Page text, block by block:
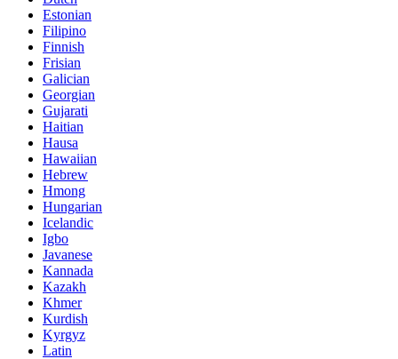
Estonian
Filipino
Finnish
Frisian
Galician
Georgian
Gujarati
Haitian
Hausa
Hawaiian
Hebrew
Hmong
Hungarian
Icelandic
Igbo
Javanese
Kannada
Kazakh
Khmer
Kurdish
Kyrgyz
Latin